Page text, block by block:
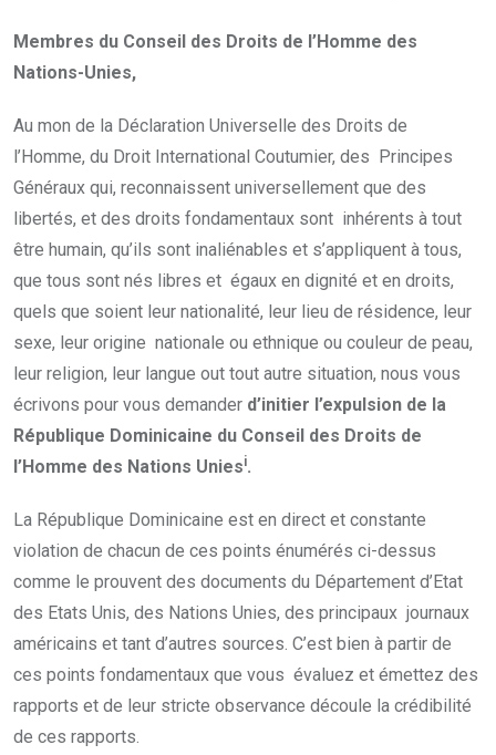
Membres du Conseil des Droits de l’Homme des
Nations-Unies,
Au mon de la Déclaration Universelle des Droits de
l’Homme, du Droit International Coutumier, des Principes
Généraux qui, reconnaissent universellement que des
libertés, et des droits fondamentaux sont inhérents à tout
être humain, qu’ils sont inaliénables et s’appliquent à tous,
que tous sont nés libres et égaux en dignité et en droits,
quels que soient leur nationalité, leur lieu de résidence, leur
sexe, leur origine nationale ou ethnique ou couleur de peau,
leur religion, leur langue out tout autre situation, nous vous
écrivons pour vous demander d’initier l’expulsion de la
République Dominicaine du Conseil des Droits de
l’Homme des Nations Uniesi.
La République Dominicaine est en direct et constante
violation de chacun de ces points énumérés ci-dessus
comme le prouvent des documents du Département d’Etat
des Etats Unis, des Nations Unies, des principaux journaux
américains et tant d’autres sources. C’est bien à partir de
ces points fondamentaux que vous évaluez et émettez des
rapports et de leur stricte observance découle la crédibilité
de ces rapports.